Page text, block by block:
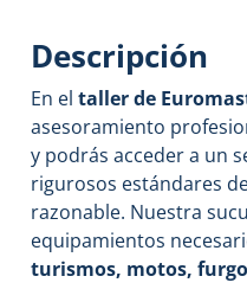
Descripción
En el taller de
asesoramiento
y podrás acceder a un
rigurosos estándares
razonable. Nuestra
equipamientos
turismos, motos,